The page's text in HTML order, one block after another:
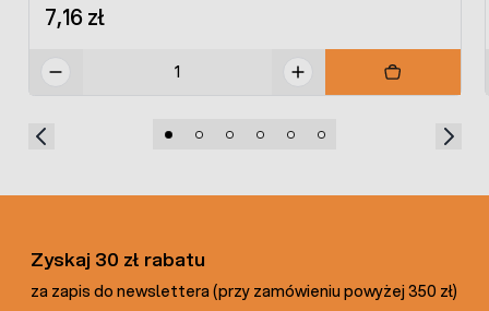
7,16 zł
Zyskaj 30 zł rabatu
za zapis do newslettera (przy zamówieniu powyżej 350 zł)